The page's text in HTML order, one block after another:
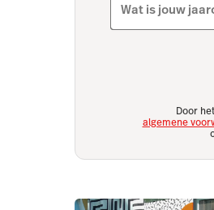
Wat is jouw
Door
algemene